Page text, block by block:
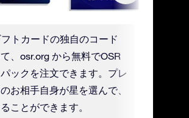
トカードの独自のコード
、osr.org から無料でOSR
ックを注文できます。プレ
お相手自身が星を選んで、
ことができます。